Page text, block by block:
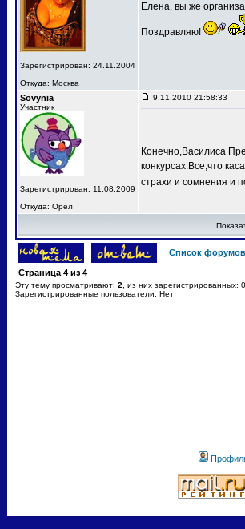
Зарегистрирован: 24.11.2004
Откуда: Москва
Елена, вы же
Поздравляю!
Sovynia
Участник
Зарегистрирован: 11.08.2009
Откуда: Орел
9.11.2010 21:58:33
Конечно,Василиса
конкурсах.Все,что
страхи и сомнения и
Список
Страница 4 из 4
Эту тему просматривают: 2 , из них зарегистрированных:
Зарегистрированные пользователи: Нет